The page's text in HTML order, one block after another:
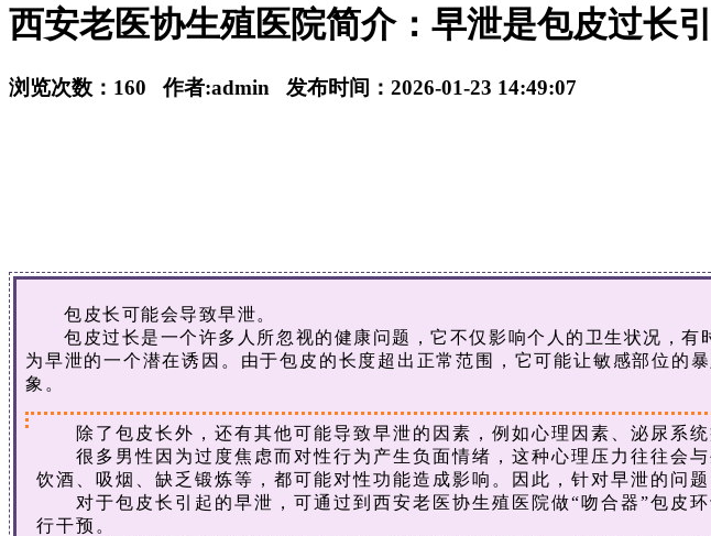
西安老医协生殖医院简介：早泄是包皮过长
浏览次数：160 作者:admin 发布时间：2026-01-23 14:49:07
包皮长可能会导致早泄。
包皮过长是一个许多人所忽视的健康问题，它不仅影响个人的卫生状况，有
为早泄的一个潜在诱因。由于包皮的长度超出正常范围，它可能让敏感部位的
象。
除了包皮长外，还有其他可能导致早泄的因素，例如心理因素、泌尿系统
很多男性因为过度焦虑而对性行为产生负面情绪，这种心理压力往往会
饮酒、吸烟、缺乏锻炼等，都可能对性功能造成影响。因此，针对早泄的问
对于包皮长引起的早泄，可通过到西安老医协生殖医院做“吻合器”包皮
行干预。